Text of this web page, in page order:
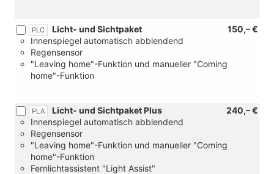
PLC 150,– €
Licht- und Sichtpaket
Innenspiegel automatisch abblendend
Regensensor
"Leaving home"-Funktion und manueller "Coming
home"-Funktion
PLA 240,– €
Licht- und Sichtpaket Plus
Innenspiegel automatisch abblendend
Regensensor
"Leaving home"-Funktion und manueller "Coming
home"-Funktion
Fernlichtassistent "Light Assist"